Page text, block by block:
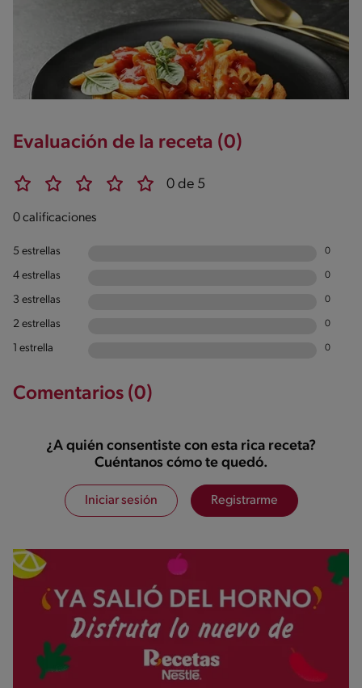
Evaluación de la receta (0)
0 de 5
0 calificaciones
5 estrellas 0
4 estrellas 0
3 estrellas 0
2 estrellas 0
1 estrella 0
Comentarios (0)
¿A quién consentiste con esta rica receta?
Cuéntanos cómo te quedó.
Iniciar sesión Registrarme